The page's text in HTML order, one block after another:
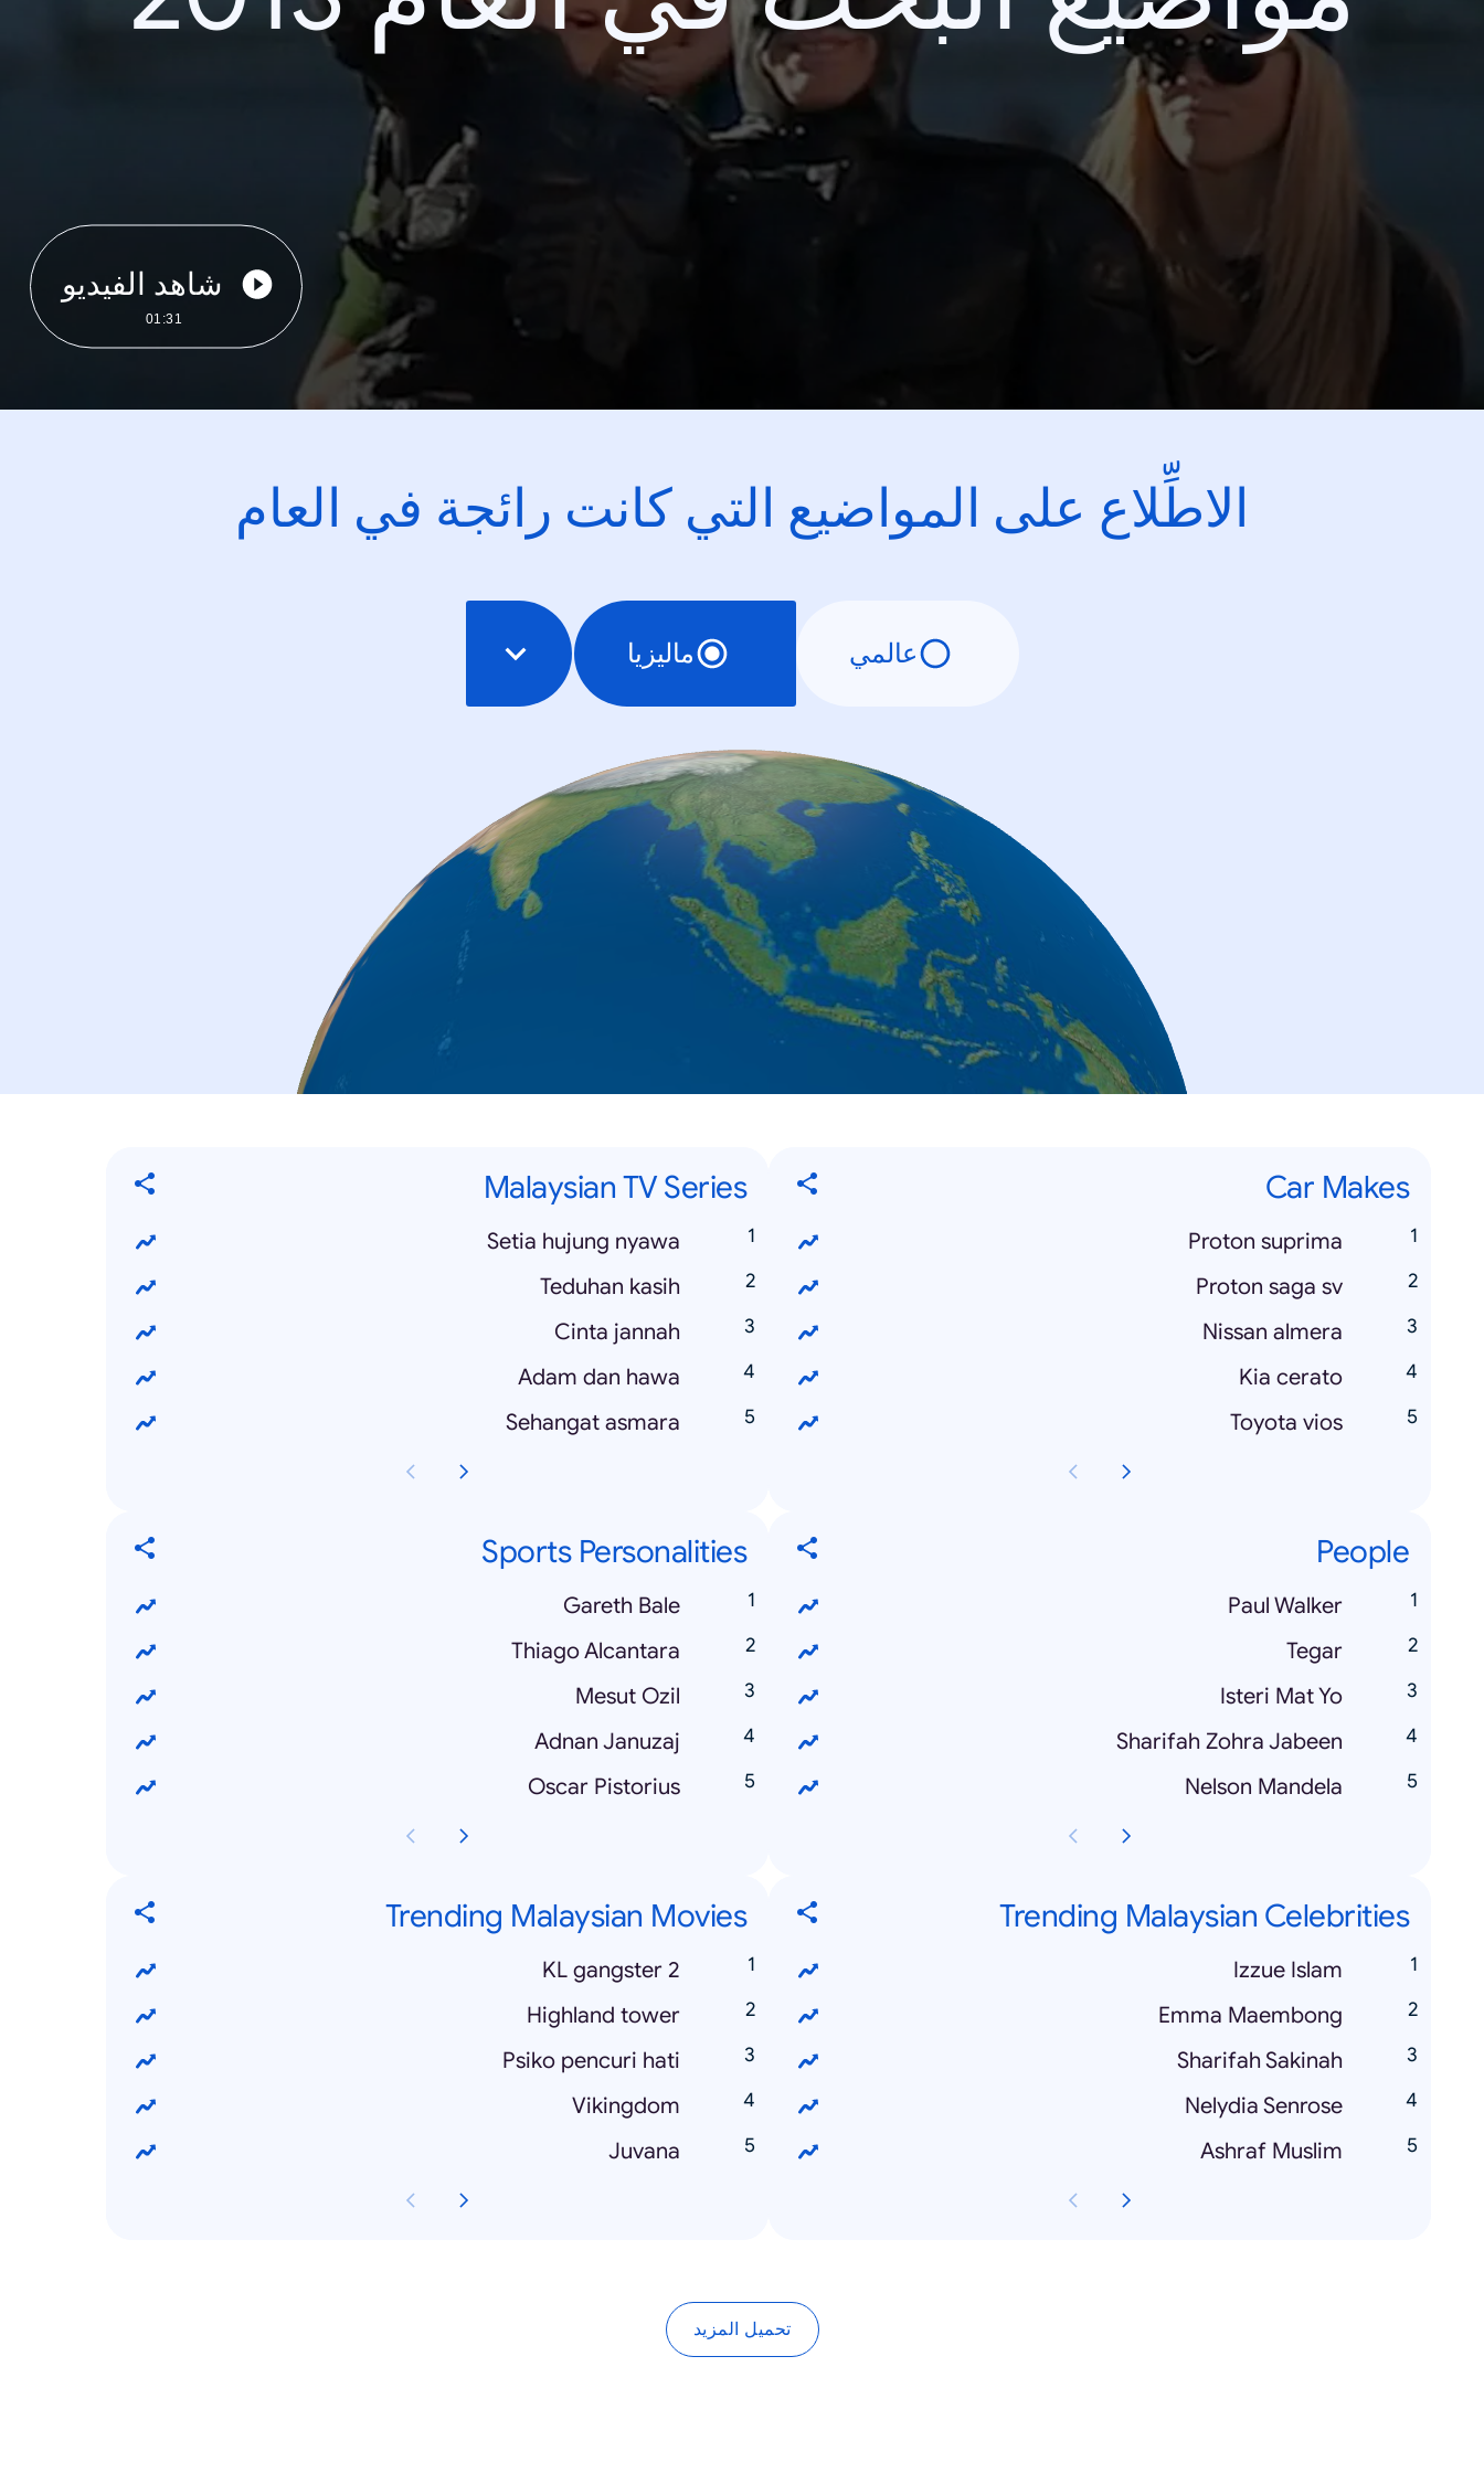
شاهد الفيديو
01:31
الاطِّلاع على المواضيع التي كانت رائجة في العام
عالمي ماليزيا
Car Makes
Proton suprima
Proton saga sv
Nissan almera
Kia cerato
Toyota vios
Malaysian TV Series
Setia hujung nyawa
Teduhan kasih
Cinta jannah
Adam dan hawa
Sehangat asmara
People
Paul Walker
Tegar
Isteri Mat Yo
Sharifah Zohra Jabeen
Nelson Mandela
Sports Personalities
Gareth Bale
Thiago Alcantara
Mesut Ozil
Adnan Januzaj
Oscar Pistorius
Trending Malaysian Celebrities
Izzue Islam
Emma Maembong
Sharifah Sakinah
Nelydia Senrose
Ashraf Muslim
Trending Malaysian Movies
KL gangster 2
Highland tower
Psiko pencuri hati
Vikingdom
Juvana
تحميل المزيد